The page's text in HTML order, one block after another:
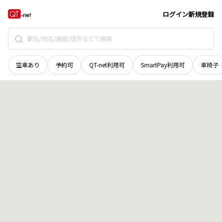
ログイン新規登録
空車あり 予約可 QT-net利用可 SmartPay利用可 車椅子
徳島県